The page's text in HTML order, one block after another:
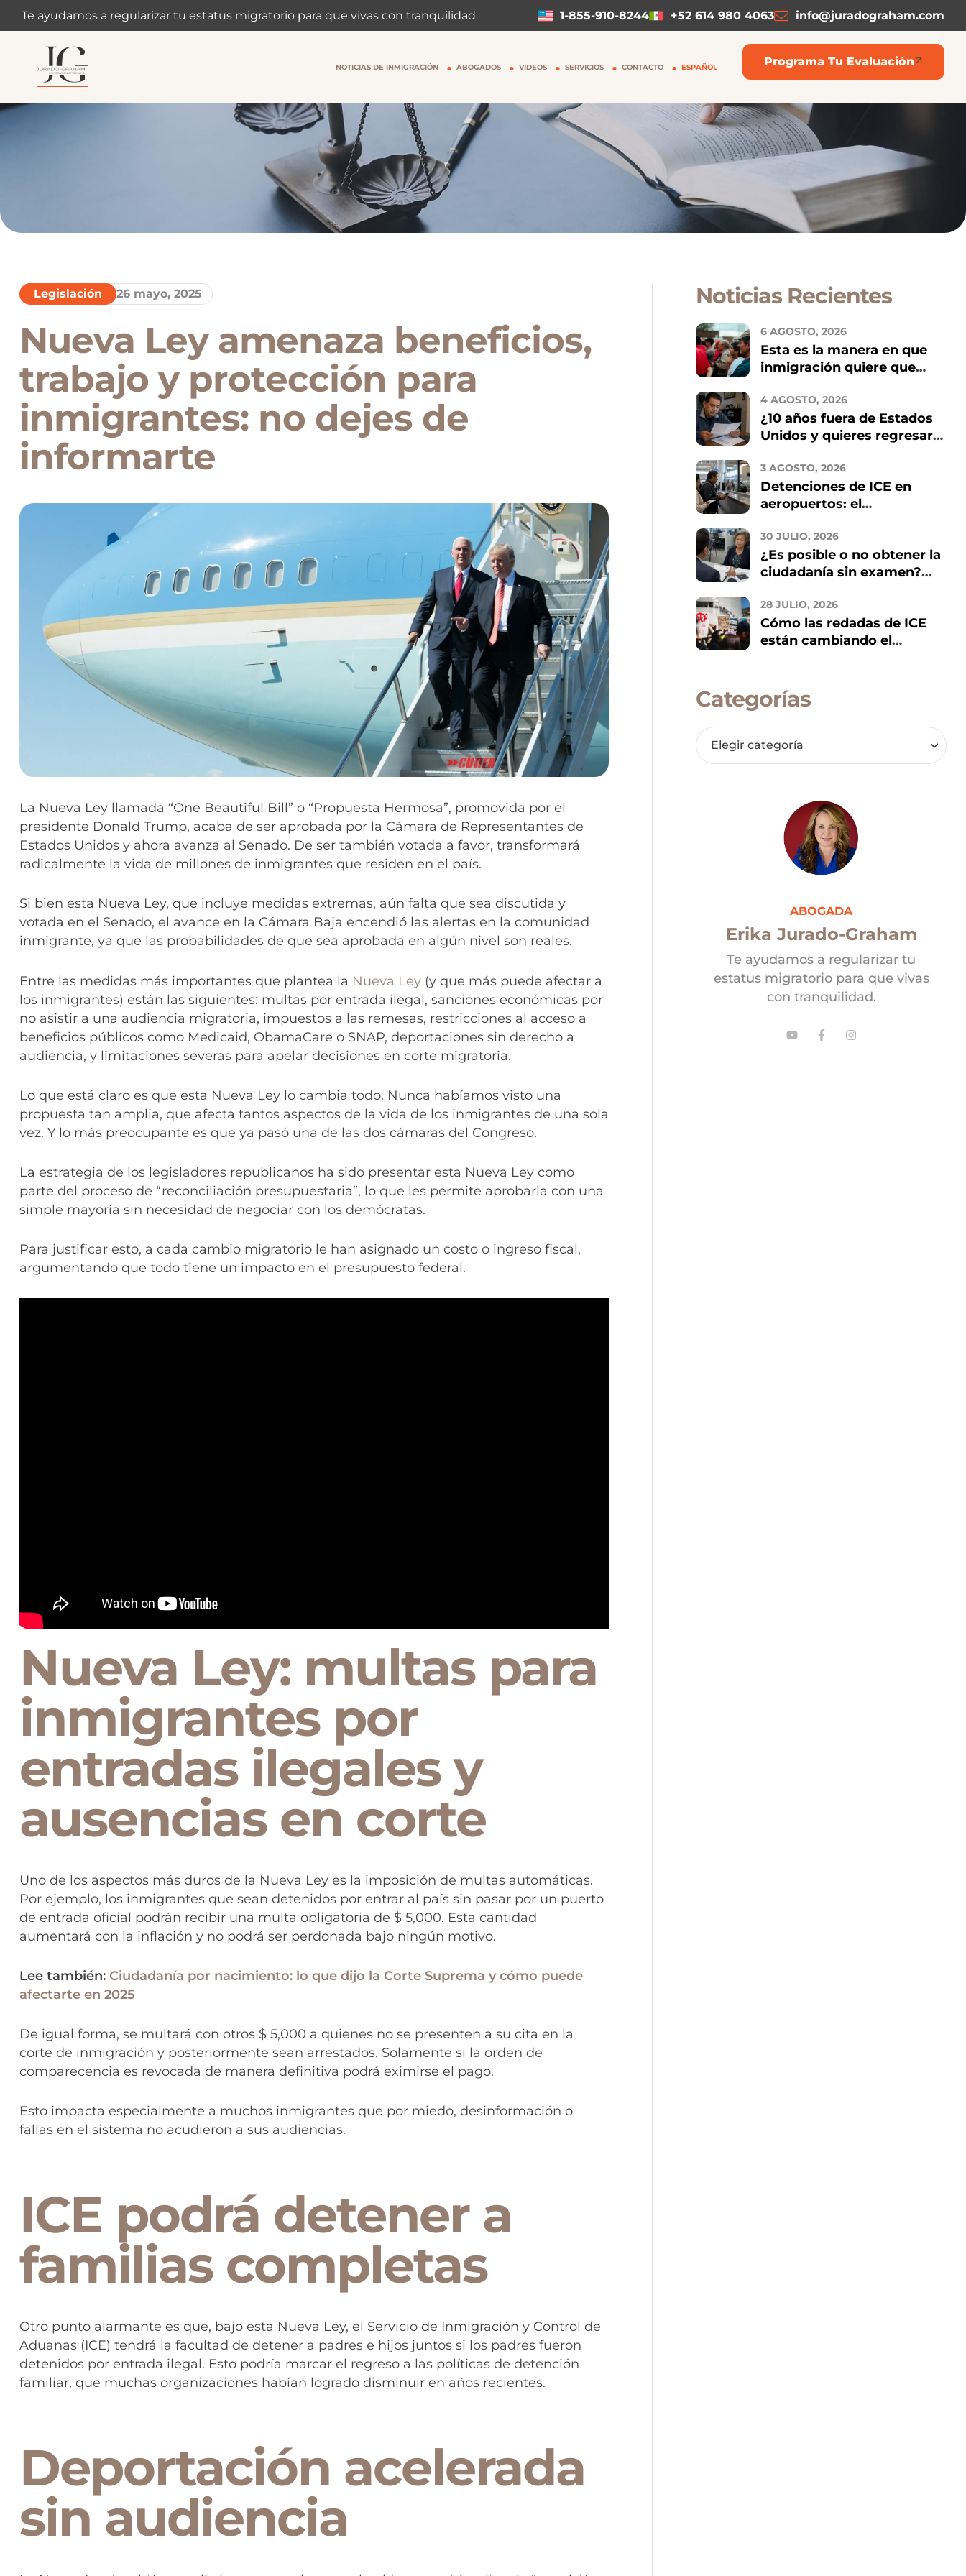
Te ayudamos a regularizar tu estatus migratorio para que vivas con tranquilidad. 1-855-910-8244 +52 614 980 4063 info@juradograham.com
NOTICIAS DE INMIGRACIÓN ABOGADOS VIDEOS SERVICIOS CONTACTO ESPAÑOL Programa Tu Evaluación
Legislación 26 mayo, 2025
Nueva Ley amenaza beneficios,
trabajo y protección para
inmigrantes: no dejes de
informarte
La Nueva Ley llamada “One Beautiful Bill” o “Propuesta Hermosa”, promovida por el
presidente Donald Trump, acaba de ser aprobada por la Cámara de Representantes de
Estados Unidos y ahora avanza al Senado. De ser también votada a favor, transformará
radicalmente la vida de millones de inmigrantes que residen en el país.
Si bien esta Nueva Ley, que incluye medidas extremas, aún falta que sea discutida y
votada en el Senado, el avance en la Cámara Baja encendió las alertas en la comunidad
inmigrante, ya que las probabilidades de que sea aprobada en algún nivel son reales.
Entre las medidas más importantes que plantea la Nueva Ley (y que más puede afectar a
los inmigrantes) están las siguientes: multas por entrada ilegal, sanciones económicas por
no asistir a una audiencia migratoria, impuestos a las remesas, restricciones al acceso a
beneficios públicos como Medicaid, ObamaCare o SNAP, deportaciones sin derecho a
audiencia, y limitaciones severas para apelar decisiones en corte migratoria.
Lo que está claro es que esta Nueva Ley lo cambia todo. Nunca habíamos visto una
propuesta tan amplia, que afecta tantos aspectos de la vida de los inmigrantes de una sola
vez. Y lo más preocupante es que ya pasó una de las dos cámaras del Congreso.
La estrategia de los legisladores republicanos ha sido presentar esta Nueva Ley como
parte del proceso de “reconciliación presupuestaria”, lo que les permite aprobarla con una
simple mayoría sin necesidad de negociar con los demócratas.
Para justificar esto, a cada cambio migratorio le han asignado un costo o ingreso fiscal,
argumentando que todo tiene un impacto en el presupuesto federal.
Nueva Ley: multas para
inmigrantes por
entradas ilegales y
ausencias en corte
Uno de los aspectos más duros de la Nueva Ley es la imposición de multas automáticas.
Por ejemplo, los inmigrantes que sean detenidos por entrar al país sin pasar por un puerto
de entrada oficial podrán recibir una multa obligatoria de $ 5,000. Esta cantidad
aumentará con la inflación y no podrá ser perdonada bajo ningún motivo.
Lee también: Ciudadanía por nacimiento: lo que dijo la Corte Suprema y cómo puede
afectarte en 2025
De igual forma, se multará con otros $ 5,000 a quienes no se presenten a su cita en la
corte de inmigración y posteriormente sean arrestados. Solamente si la orden de
comparecencia es revocada de manera definitiva podrá eximirse el pago.
Esto impacta especialmente a muchos inmigrantes que por miedo, desinformación o
fallas en el sistema no acudieron a sus audiencias.
ICE podrá detener a
familias completas
Otro punto alarmante es que, bajo esta Nueva Ley, el Servicio de Inmigración y Control de
Aduanas (ICE) tendrá la facultad de detener a padres e hijos juntos si los padres fueron
detenidos por entrada ilegal. Esto podría marcar el regreso a las políticas de detención
familiar, que muchas organizaciones habían logrado disminuir en años recientes.
Deportación acelerada
sin audiencia
Noticias Recientes
6 AGOSTO, 2026
Esta es la manera en que
inmigración quiere que
2026
4 AGOSTO, 2026
¿10 años fuera de Estados
Unidos y quieres regresar?
debes conocer
3 AGOSTO, 2026
Detenciones de ICE en
aeropuertos: el
TSA y qué implica para los
inmigrantes
30 JULIO, 2026
¿Es posible o no obtener la
ciudadanía sin examen?
evitar estafas
28 JULIO, 2026
Cómo las redadas de ICE
están cambiando el
Categorías
ABOGADA
Erika Jurado-Graham
Te ayudamos a regularizar tu
estatus migratorio para que vivas
con tranquilidad.